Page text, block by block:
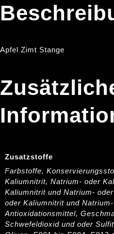
Apfel Zimt Stange
Zusatzstoffe
Farbstoffe,
Kaliumnitrit, Natrium- oder
Kaliumnitrit und Natrium-
oder Kaliumnitrit und
Antioxidationsmittel,
Schwefeldioxid und oder